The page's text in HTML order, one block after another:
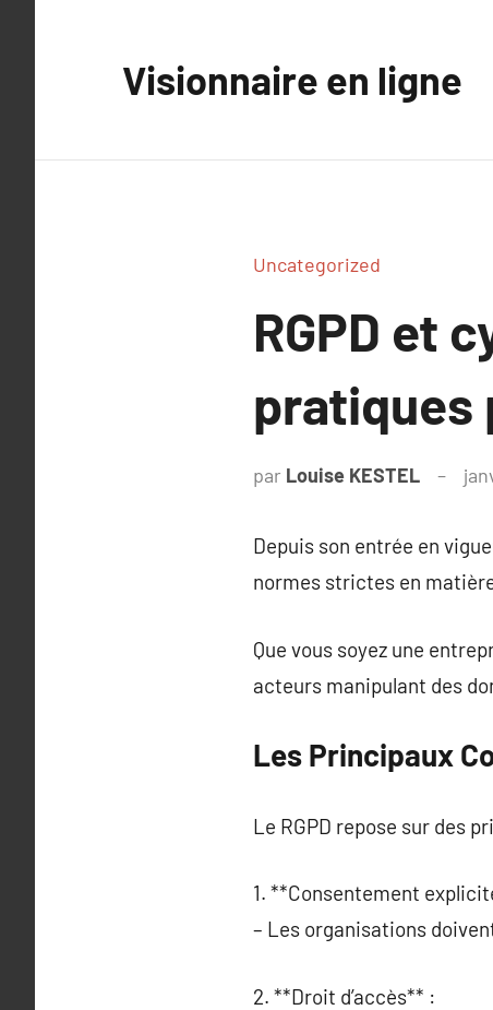
Visionnaire en ligne
Uncategorized
RGPD et
pratiques
par Louise KESTEL
Depuis son entrée en
normes strictes en
Que vous soyez une
acteurs manipulant des
Les Principaux
Le RGPD repose sur des
1. **Consentement
– Les organisations
2. **Droit d’accès** :